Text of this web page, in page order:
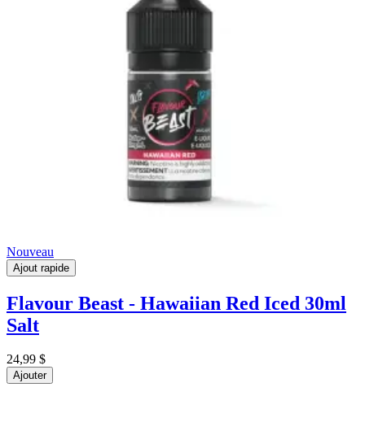
Nouveau
Ajout rapide
Flavour Beast - Hawaiian Red Iced 30ml
Salt
24,99 $
Ajouter